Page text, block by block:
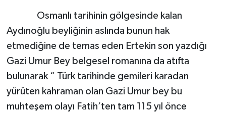
Osmanlı tarihinin gölgesinde kalan
Aydınoğlu beyliğinin aslında bunun hak
etmediğine de temas eden Ertekin son yazdığı
Gazi Umur Bey belgesel romanına da atıfta
bulunarak “ Türk tarihinde gemileri karadan
yürüten kahraman olan Gazi Umur bey bu
muhteşem olayı Fatih’ten tam 115 yıl önce